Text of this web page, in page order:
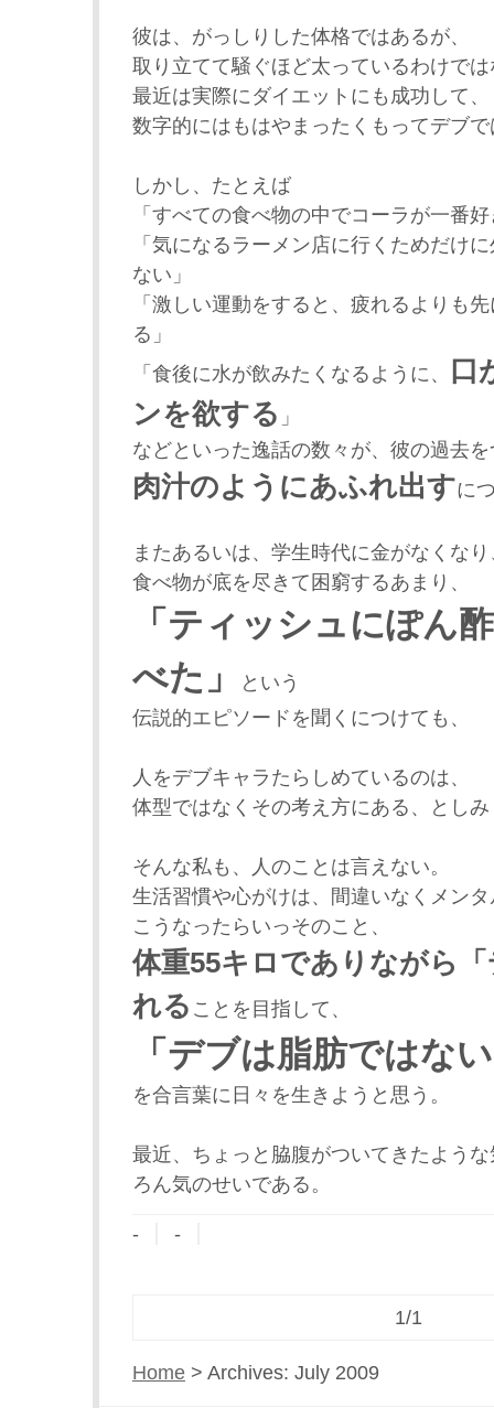
彼は、がっしりした体格ではあるが、
取り立てて騒ぐほど太っているわけで
最近は実際にダイエットにも成功して、
数字的にはもはやまったくもってデブ
しかし、たとえば
「すべての食べ物の中でコーラが一番
「気になるラーメン店に行くためだけ
ない」
「激しい運動をすると、疲れるよりも
る」
「食後に水が飲みたくなるように、 口
ンを欲する 」
などといった逸話の数々が、彼の過去
肉汁のようにあふれ出すに
またあるいは、学生時代に金がなくなり
食べ物が底を尽きて困窮するあまり、
「ティッシュにぽん
べた」
という
伝説的エピソードを聞くにつけても、
人をデブキャラたらしめているのは、
体型ではなくその考え方にある、とし
そんな私も、人のことは言えない。
生活習慣や心がけは、間違いなくメン
こうなったらいっそのこと、
体重55キロでありながら
れる ことを目指して、
「デブは脂肪ではな
を合言葉に日々を生きようと思う。
最近、ちょっと脇腹がついてきたよう
ろん気のせいである。
- -
1/1
Home > Archives: July 2009